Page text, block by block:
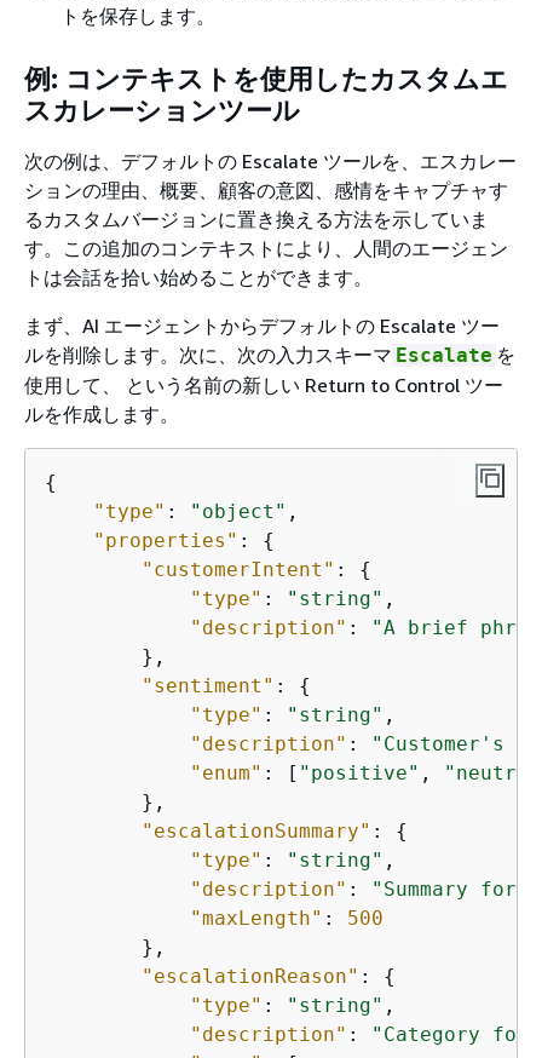
トを保存します。
例: コンテキストを使用したカスタムエ
スカレーションツール
次の例は、デフォルトの Escalate ツールを、エスカレー
ションの理由、概要、顧客の意図、感情をキャプチャす
るカスタムバージョンに置き換える方法を示していま
す。この追加のコンテキストにより、人間のエージェン
トは会話を拾い始めることができます。
まず、AI エージェントからデフォルトの Escalate ツー
ルを削除します。次に、次の入力スキーマ Escalate を
使用して、 という名前の新しい Return to Control ツー
ルを作成します。
{
"type" : "object" ,
"properties" : {
"customerIntent" : {
"type" : "string" ,
"description" :
"A brief
        },
"sentiment" : {
"type" : "string" ,
"description" :
"Customer's
"enum" : [ "positive" ,
        },
"escalationSummary" : {
"type" : "string" ,
"description" :
"Summary for
"maxLength" : 500
        },
"escalationReason" : {
"type" : "string" ,
"description" :
"Category for